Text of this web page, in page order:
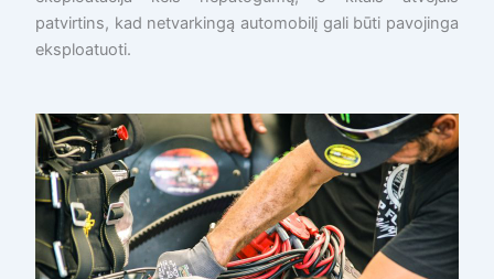
patvirtins, kad netvarkingą automobilį gali būti pavojinga
eksploatuoti.